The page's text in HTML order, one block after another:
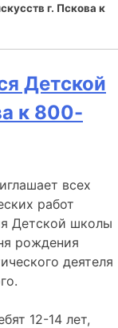
г. Пскова к
Детской
к 800-
всех
работ
Детской школы
рождения
деятеля
12-14 лет,